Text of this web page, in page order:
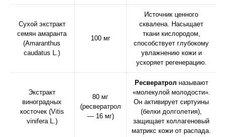
Сухой экстракт
семян амаранта
(Amaranthus
caudatus L.)
100 мг
Источник ценного
сквалена. Насыщает
ткани кислородом,
способствует глубокому
увлажнению кожи и
ускоряет регенерацию.
Экстракт
виноградных
косточек (Vitis
vinifera L.)
80 мг
(ресвератрол
— 16 мг)
Ресвератролназывают
«молекулой молодости».
Он активирует сиртуины
(белки долголетия),
защищает коллагеновый
матрикс кожи от распада.